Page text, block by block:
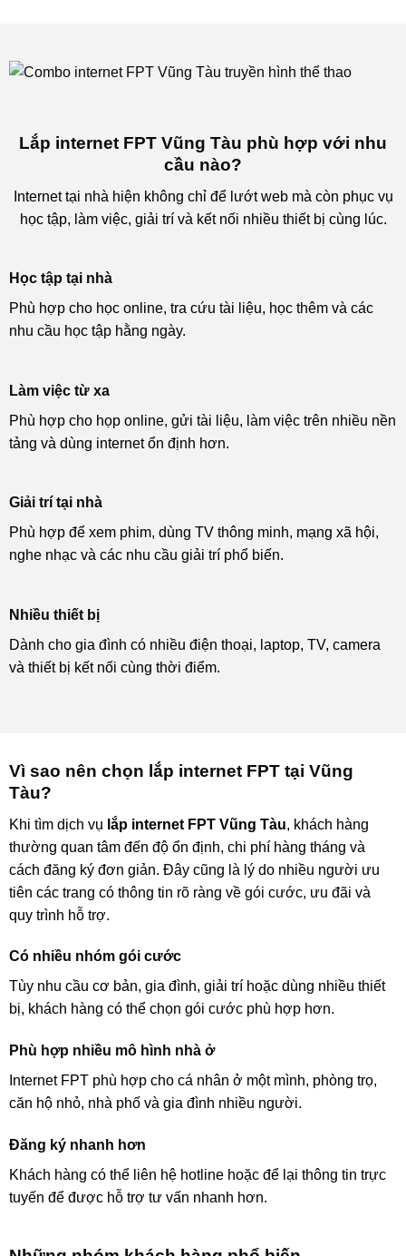
Lắp internet FPT Vũng Tàu phù hợp với nhu
cầu nào?
Internet tại nhà hiện không chỉ để lướt web mà còn phục vụ
học tập, làm việc, giải trí và kết nối nhiều thiết bị cùng lúc.
Học tập tại nhà
Phù hợp cho học online, tra cứu tài liệu, học thêm và các
nhu cầu học tập hằng ngày.
Làm việc từ xa
Phù hợp cho họp online, gửi tài liệu, làm việc trên nhiều nền
tảng và dùng internet ổn định hơn.
Giải trí tại nhà
Phù hợp để xem phim, dùng TV thông minh, mạng xã hội,
nghe nhạc và các nhu cầu giải trí phổ biến.
Nhiều thiết bị
Dành cho gia đình có nhiều điện thoại, laptop, TV, camera
và thiết bị kết nối cùng thời điểm.
Vì sao nên chọn lắp internet FPT tại Vũng
Tàu?
Khi tìm dịch vụ lắp internet FPT Vũng Tàu, khách hàng
thường quan tâm đến độ ổn định, chi phí hàng tháng và
cách đăng ký đơn giản. Đây cũng là lý do nhiều người ưu
tiên các trang có thông tin rõ ràng về gói cước, ưu đãi và
quy trình hỗ trợ.
Có nhiều nhóm gói cước
Tùy nhu cầu cơ bản, gia đình, giải trí hoặc dùng nhiều thiết
bị, khách hàng có thể chọn gói cước phù hợp hơn.
Phù hợp nhiều mô hình nhà ở
Internet FPT phù hợp cho cá nhân ở một mình, phòng trọ,
căn hộ nhỏ, nhà phố và gia đình nhiều người.
Đăng ký nhanh hơn
Khách hàng có thể liên hệ hotline hoặc để lại thông tin trực
tuyến để được hỗ trợ tư vấn nhanh hơn.